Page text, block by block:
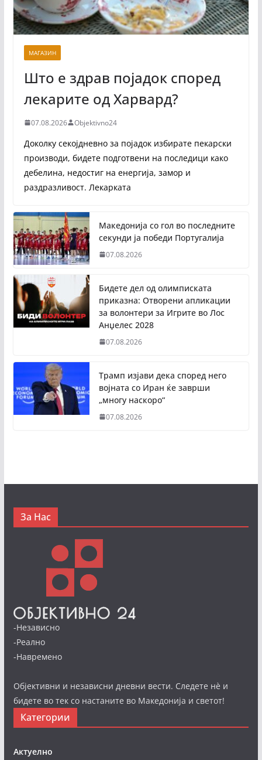
МАГАЗИН
Што е здрав појадок според
лекарите од Харвард?
07.08.2026 Objektivno24
Доколку секојдневно за појадок избирате пекарски
производи, бидете подготвени на последици како
дебелина, недостиг на енергија, замор и
раздразливост. Лекарката
Македонија со гол во последните
секунди ја победи Португалија
07.08.2026
Бидете дел од олимписката
приказна: Отворени апликации
за волонтери за Игрите во Лос
Анџелес 2028
07.08.2026
Трамп изјави дека според него
војната со Иран ќе заврши
„многу наскоро“
07.08.2026
За Нас
-Независно
-Реално
-Навремено
Објективни и независни дневни вести. Следете нè и
бидете во тек со настаните во Македонија и светот!
Категории
Актуелно